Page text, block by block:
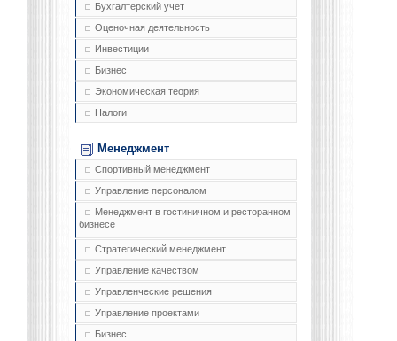
Бухгалтерский учет
Оценочная деятельность
Инвестиции
Бизнес
Экономическая теория
Налоги
Менеджмент
Спортивный менеджмент
Управление персоналом
Менеджмент в гостиничном и ресторанном
бизнесе
Стратегический менеджмент
Управление качеством
Управленческие решения
Управление проектами
Бизнес